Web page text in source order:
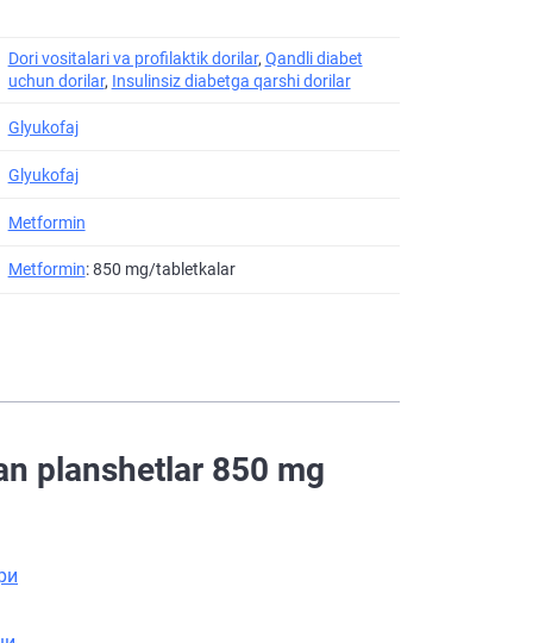
Dori vositalari va profilaktik dorilar, Qandli diabet
uchun dorilar, Insulinsiz diabetga qarshi dorilar
Glyukofaj
Glyukofaj
Metformin
Metformin: 850 mg/tabletkalar
planshetlar 850 mg